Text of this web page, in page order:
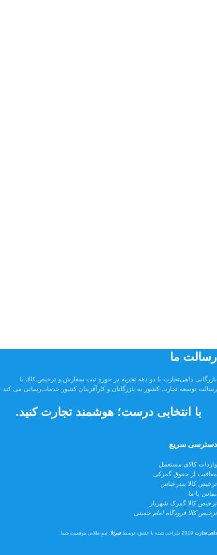
رسالت ما
بازرگانی داهی‌تجارت با دو دهه تجربه در حوزه ثبت سفارش و ترخیص کالا، با
رسالت توسعه تجارت کشور به بازرگانان و کارآفرینان کشور خدمات‌رسانی می کند.
با انتخابی درست؛ هوشمند تجارت کنید.
دسترسی سریع
واردات کالای مستعمل
معافیت از حقوق گمرکی
ترخیص کالا بندرعباس
تماس با ما
ترخیص کالا گمرک شهریار
ترخیص کالا فرودگاه امام خمینی
داهی‌تجارت 2019 طراحی شده با عشق، توسط تیم‌تِلا . تیمِ طلایی موفقیت شما.